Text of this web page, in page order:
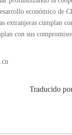
económico de
extranjeras cumplan
con sus
Traducido